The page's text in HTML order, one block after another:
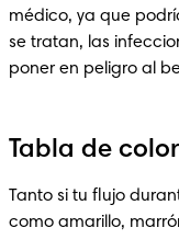
médico, ya que
se tratan, las
poner en peligro al
Tabla de
Tanto si tu flujo
como amarillo,